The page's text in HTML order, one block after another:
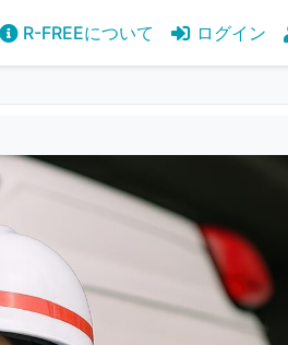
R-FREEについて ログイン